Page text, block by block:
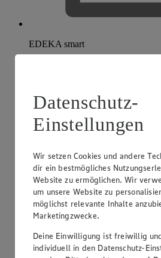
EDEKA smart
Datenschutz-
Einstellungen
Wir setzen Cookies und andere
dir ein bestmögliches
Website zu ermöglichen. Wir
um unsere Website zu
möglichst relevante Inhalte
Marketingzwecke.
Deine Einwilligung ist freiwillig
individuell in den Datenschutz-